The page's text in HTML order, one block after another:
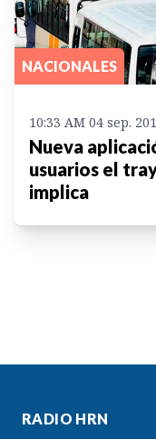
NACIONALES
10:33 AM 04 sep.
Nueva
usuarios el
implica
RADIO HRN